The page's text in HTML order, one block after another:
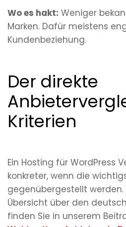
Wo es hakt: Weniger
Marken. Dafür meistens
Kundenbeziehung.
Der direkte
Kriterien
Ein Hosting für WordPress
konkreter, wenn die
gegenübergestellt werden.
Übersicht über den
finden Sie in unserem